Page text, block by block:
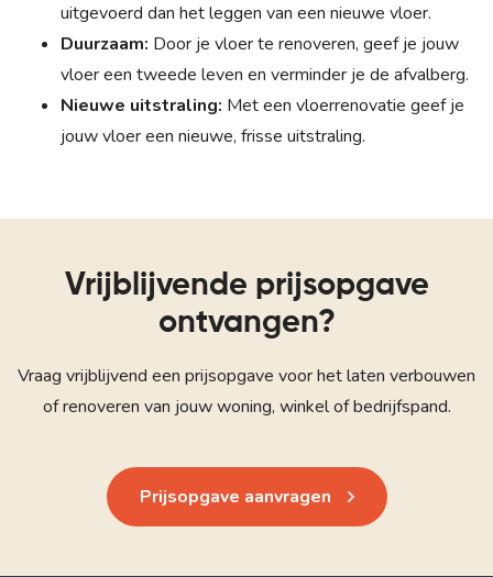
uitgevoerd dan het leggen van een nieuwe vloer.
Duurzaam: Door je vloer te renoveren, geef je jouw
vloer een tweede leven en verminder je de afvalberg.
Nieuwe uitstraling: Met een vloerrenovatie geef je
jouw vloer een nieuwe, frisse uitstraling.
Vrijblijvende prijsopgave
ontvangen?
Vraag vrijblijvend een prijsopgave voor het laten verbouwen
of renoveren van jouw woning, winkel of bedrijfspand.
Prijsopgave aanvragen